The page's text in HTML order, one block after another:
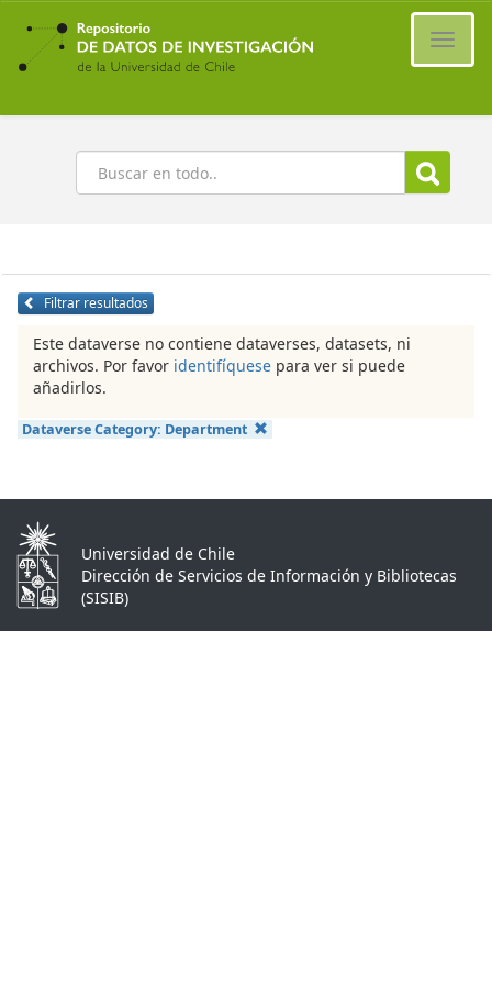
Ir
contenido
principal
Buscar
Filtrar resultados
Este dataverse no contiene dataverses, datasets, ni
archivos. Por favor identifíquese para ver si puede
añadirlos.
Dataverse Category: Department
Universidad de Chile
Dirección de Servicios de Información y Bibliotecas
(SISIB)